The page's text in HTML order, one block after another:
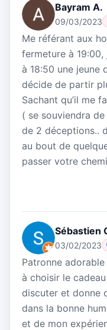
Bayram A.
09/03/2023
Me référant aux
fermeture à
à 18:50 une jeune
décide de partir
Sachant qu’il me
( se souviendra
de 2 déceptions..
au bout de
passer votre
Sébastien
03/02/2023
Patronne
à choisir le
discuter et donne
dans la bonne
et de mon